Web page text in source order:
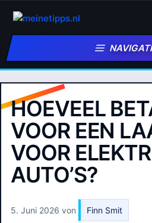
Inhalt
springen
HOEVEEL
VOOR EEN
VOOR
AUTO’S?
5. Juni 2026 von Finn Smit